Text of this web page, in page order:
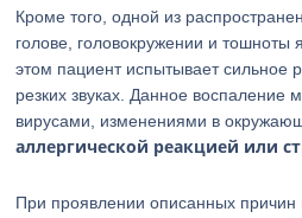
Кроме того, одной из
голове, головокружении и тошноты
этом пациент испытывает сильное
резких звуках. Данное воспаление
вирусами, изменениями в
аллергической реакцией или
При проявлении описанных причин